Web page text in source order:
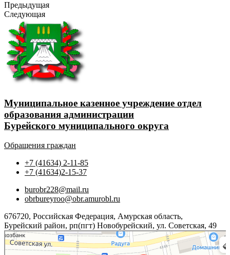
Предыдущая
Следующая
Муниципальное казенное учреждение отдел
образования администрации
Бурейского муниципального округа
Обращения граждан
+7 (41634) 2-11-85
+7 (41634)2-15-37
burobr228@mail.ru
obrbureyroo@obr.amurobl.ru
676720, Российская Федерация, Амурская область,
Бурейский район, рп(пгт) Новобурейский, ул. Советская, 49
Яндекс.Карты
Советская улица, 49 — Яндекс.Карты